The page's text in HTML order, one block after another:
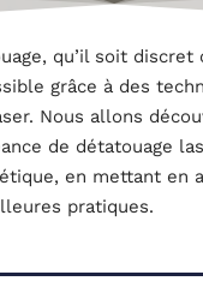
qu’il soit discret
grâce à des
Nous allons
de détatouage
en mettant en
pratiques.